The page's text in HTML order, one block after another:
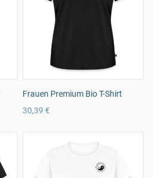
Frauen Premium Bio T-Shirt
30,39 €